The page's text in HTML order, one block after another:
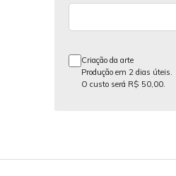
Criação da arte
Produção em 2 dias úteis.
O custo será R$ 50,00.